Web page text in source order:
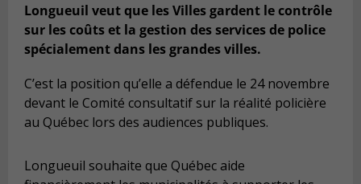
Longueuil veut que les Villes gardent le contrôle
sur les coûts et la gestion des services de police
spécialement dans les grandes villes.
C’est la position qu’elle a défendue le 24 novembre
devant le Comité consultatif sur la réalité policière
au Québec lors des audiences publiques.
Longueuil souhaite que Québec aide